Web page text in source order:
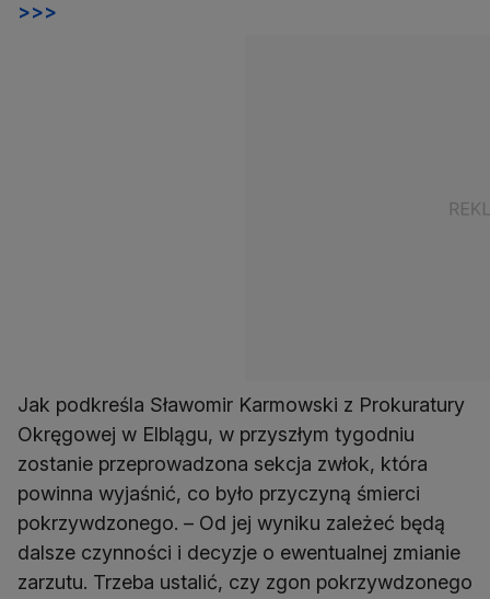
>>>
Jak podkreśla Sławomir Karmowski z Prokuratury
Okręgowej w Elblągu, w przyszłym tygodniu
zostanie przeprowadzona sekcja zwłok, która
powinna wyjaśnić, co było przyczyną śmierci
pokrzywdzonego. – Od jej wyniku zależeć będą
dalsze czynności i decyzje o ewentualnej zmianie
zarzutu. Trzeba ustalić, czy zgon pokrzywdzonego